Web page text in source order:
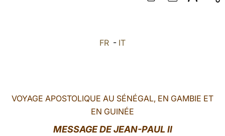
LATINE
FR - IT
VOYAGE APOSTOLIQUE AU SÉNÉGAL, EN GAMBIE ET
EN GUINÉE
MESSAGE DE JEAN-PAUL II